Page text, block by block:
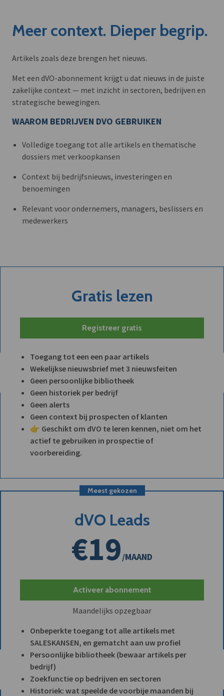
Meer context. Dieper begrip.
Artikels zoals deze brengen het nieuws.
Met een dVO-abonnement krijgt u dat nieuws in de juiste
zakelijke context — met inzicht in sectoren, bedrijven en
strategische bewegingen.
WAAROM BEDRIJVEN DVO GEBRUIKEN
Volledige toegang tot alle artikels en thematische
dossiers met verkoopkansen
Context bij bedrijfsnieuws, investeringen en
benoemingen
Relevant voor ondernemers, managers, beslissers en
medewerkers
Gratis lezen
Registreer gratis
Toegang tot een een paar artikels
Wekelijkse nieuwsbrief met 3 nieuwsfeiten
Geen persoonlijke bibliotheek
Geen historiek per bedrijf
Geen alerts
Geen context bij prospecten of klanten
👉 Geschikt om dVO te leren kennen, niet om het
actief te gebruiken in prospectie of
voorbereiding.
Meest gekozen
dVO Leads
€19/MAAND
Activeer abonnement
Maandelijks opzegbaar
Onbeperkte toegang tot alle artikels met
SALESKANSEN, en gematcht aan uw profiel
Persoonlijke bibliotheek (bewaar artikels per
bedrijf)
Zoekfunctie op bedrijven en sectoren
Historiek: wat speelde de voorbije maanden bij